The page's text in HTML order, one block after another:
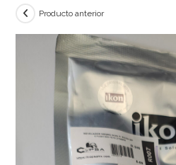
Producto anterior